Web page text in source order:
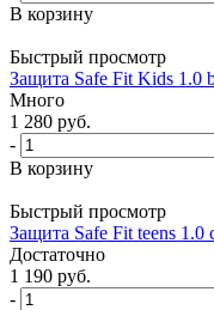
В корзину
Быстрый просмотр
Защита Safe Fit Kids 1.0
Много
1 280 руб.
-
В корзину
Быстрый просмотр
Защита Safe Fit teens 1.0
Достаточно
1 190 руб.
-